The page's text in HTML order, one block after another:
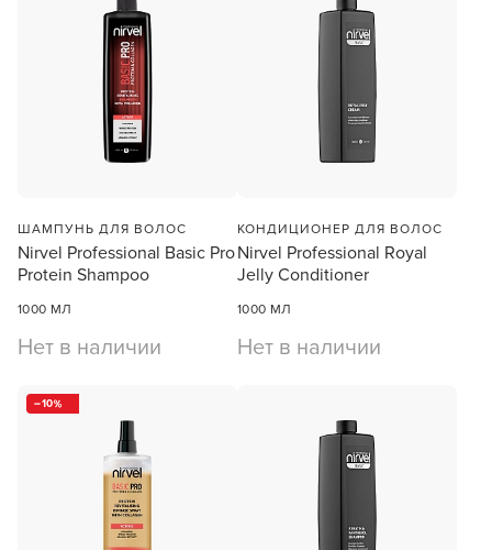
ШАМПУНЬ ДЛЯ ВОЛОС
Nirvel Professional Basic Pro
Protein Shampoo
1000 МЛ
Нет в наличии
КОНДИЦИОНЕР ДЛЯ ВОЛОС
Nirvel Professional Royal
Jelly Conditioner
1000 МЛ
Нет в наличии
10